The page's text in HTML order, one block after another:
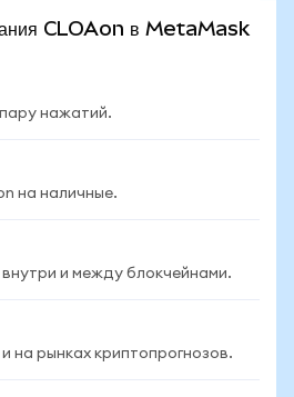
CLOAon в MetaMask
нажатий.
на наличные.
внутри и между блокчейнами.
и на рынках криптопрогнозов.